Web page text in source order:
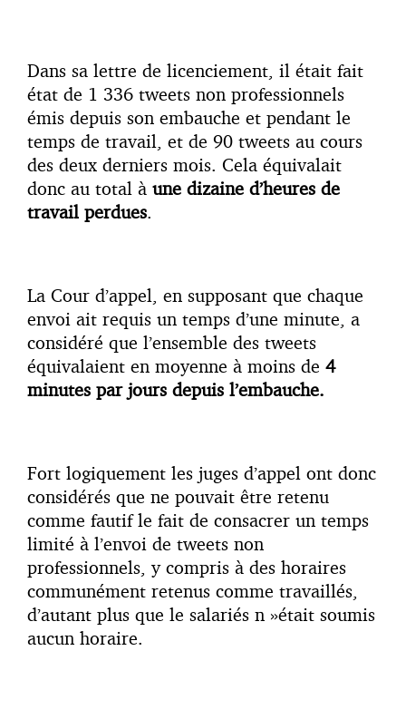
Dans sa lettre de licenciement, il était fait
état de 1 336 tweets non professionnels
émis depuis son embauche et pendant le
temps de travail, et de 90 tweets au cours
des deux derniers mois. Cela équivalait
donc au total à une dizaine d’heures de
travail perdues.
La Cour d’appel, en supposant que chaque
envoi ait requis un temps d’une minute, a
considéré que l’ensemble des tweets
équivalaient en moyenne à moins de 4
minutes par jours depuis l’embauche.
Fort logiquement les juges d’appel ont donc
considérés que ne pouvait être retenu
comme fautif le fait de consacrer un temps
limité à l’envoi de tweets non
professionnels, y compris à des horaires
communément retenus comme travaillés,
d’autant plus que le salariés n »était soumis
aucun horaire.